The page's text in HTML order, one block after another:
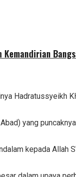
Hadratussyeikh
yang
kepada Allah